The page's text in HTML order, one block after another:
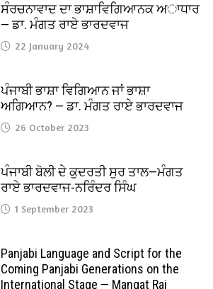
ਸੰਰਚਨਾਵਾਦ ਦਾ ਭਾਸ਼ਾਵਿਗਿਆਨਕ ਅਾਧਾਰ
— ਡਾ. ਮੰਗਤ ਰਾਏ ਭਾਰਦਵਾਜ
22 January 2024
ਪੰਜਾਬੀ ਭਾਸ਼ਾ ਵਿਗਿਆਨ ਜਾਂ ਭਾਸ਼ਾ
ਅਗਿਆਨ? — ਡਾ. ਮੰਗਤ ਰਾਏ ਭਾਰਦਵਾਜ
26 October 2023
ਪੰਜਾਬੀ ਬੋਲੀ ਦੇ ਕੁਦਰਤੀ ਸੁਰ ਤਾਲ—ਮੰਗਤ
ਰਾਏ ਭਾਰਦਵਾਜ-ਨਰਿੰਦਰ ਸਿੰਘ
1 September 2023
Panjabi Language and Script for the
Coming Panjabi Generations on the
International Stage — Mangat Rai